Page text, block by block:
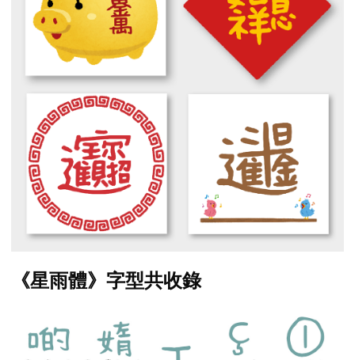
《星雨體》字型共收錄